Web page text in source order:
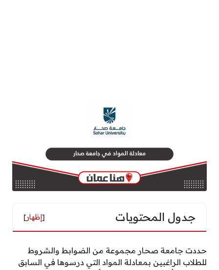
جدول المحتويات [إظهار]
حددت جامعة صحار مجموعة من الضوابط والشروط
للطلاب الراغبين بمعادلة المواد التي درسوها في السابق